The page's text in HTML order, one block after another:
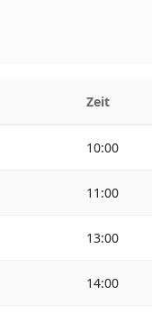
Zeit
10:00
11:00
13:00
14:00